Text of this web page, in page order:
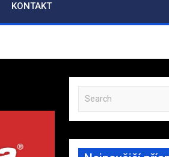
KONTAKT
a
r